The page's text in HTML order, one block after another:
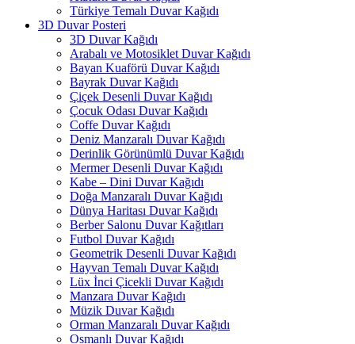
Türkiye Temalı Duvar Kağıdı
3D Duvar Posteri
3D Duvar Kağıdı
Arabalı ve Motosiklet Duvar Kağıdı
Bayan Kuaförü Duvar Kağıdı
Bayrak Duvar Kağıdı
Çiçek Desenli Duvar Kağıdı
Çocuk Odası Duvar Kağıdı
Coffe Duvar Kağıdı
Deniz Manzaralı Duvar Kağıdı
Derinlik Görünümlü Duvar Kağıdı
Mermer Desenli Duvar Kağıdı
Kabe – Dini Duvar Kağıdı
Doğa Manzaralı Duvar Kağıdı
Dünya Haritası Duvar Kağıdı
Berber Salonu Duvar Kağıtları
Futbol Duvar Kağıdı
Geometrik Desenli Duvar Kağıdı
Hayvan Temalı Duvar Kağıdı
Lüx İnci Çicekli Duvar Kağıdı
Manzara Duvar Kağıdı
Müzik Duvar Kağıdı
Orman Manzaralı Duvar Kağıdı
Osmanlı Duvar Kağıdı